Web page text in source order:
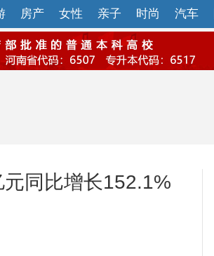
房产 女性 亲子 时尚 汽车
同比增长152.1%